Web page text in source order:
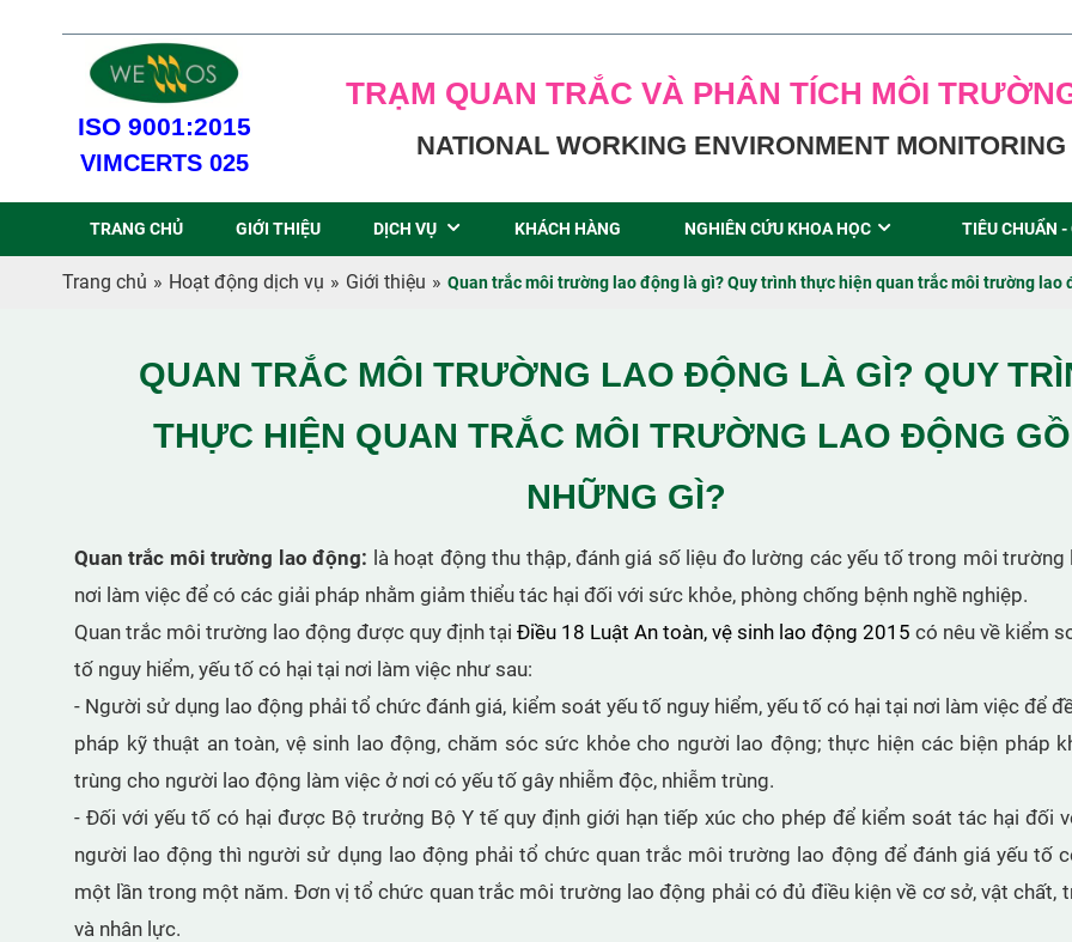
ISO 9001:2015
VIMCERTS 025
TRẠM QUAN TRẮC VÀ PHÂN TÍCH MÔI
NATIONAL WORKING ENVIRONMENT MONITORING
TRANG CHỦ GIỚI THIỆU DỊCH VỤ KHÁCH HÀNG NGHIÊN CỨU KHOA HỌC TIÊU CHUẨN -
Trang chủ » Hoạt động dịch vụ » Giới thiệu » Quan trắc môi trường lao động là gì? Quy trình thực hiện quan trắc môi trường lao
QUAN TRẮC MÔI TRƯỜNG LAO ĐỘNG LÀ GÌ? QUY
THỰC HIỆN QUAN TRẮC MÔI TRƯỜNG LAO ĐỘNG
NHỮNG GÌ?
Quan trắc môi trường lao động: là hoạt động thu thập, đánh giá số liệu đo lường các yếu tố trong môi trường
nơi làm việc để có các giải pháp nhằm giảm thiểu tác hại đối với sức khỏe, phòng chống bệnh nghề nghiệp.
Quan trắc môi trường lao động được quy định tại Điều 18 Luật An toàn, vệ sinh lao động 2015 có nêu về kiểm
tố nguy hiểm, yếu tố có hại tại nơi làm việc như sau:
- Người sử dụng lao động phải tổ chức đánh giá, kiểm soát yếu tố nguy hiểm, yếu tố có hại tại nơi làm việc để
pháp kỹ thuật an toàn, vệ sinh lao động, chăm sóc sức khỏe cho người lao động; thực hiện các biện pháp
trùng cho người lao động làm việc ở nơi có yếu tố gây nhiễm độc, nhiễm trùng.
- Đối với yếu tố có hại được Bộ trưởng Bộ Y tế quy định giới hạn tiếp xúc cho phép để kiểm soát tác hại đối
người lao động thì người sử dụng lao động phải tổ chức quan trắc môi trường lao động để đánh giá yếu tố
một lần trong một năm. Đơn vị tổ chức quan trắc môi trường lao động phải có đủ điều kiện về cơ sở, vật chất,
và nhân lực.